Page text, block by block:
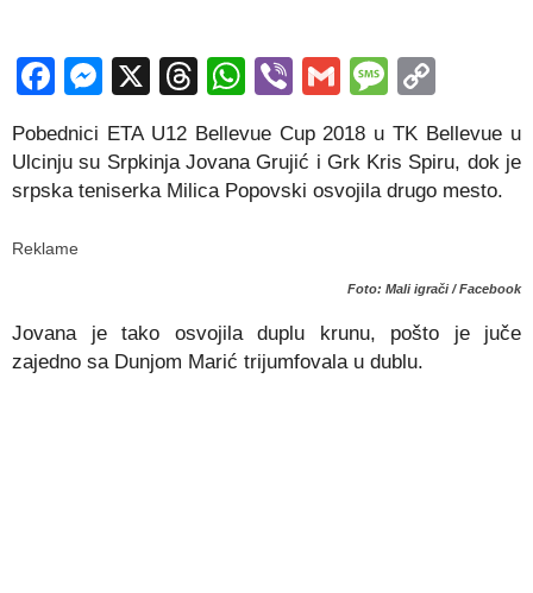
Facebook
Messenger
X Threads
WhatsApp
ViberGmail
Pobednici ETA U12 Bellevue Cup 2018 u TK Bellevue u
Ulcinju su Srpkinja Jovana Grujić i Grk Kris Spiru, dok je
srpska teniserka Milica Popovski osvojila drugo mesto.
Reklame
Foto: Mali igrači / Facebook
Jovana je tako osvojila duplu krunu, pošto je juče
zajedno sa Dunjom Marić trijumfovala u dublu.